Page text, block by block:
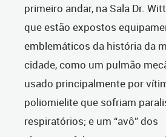
primeiro andar, na Sala Dr.
que estão expostos
emblemáticos da história da
cidade, como um pulmão
usado principalmente por
poliomielite que sofriam
respiratórios; e um “avô” dos